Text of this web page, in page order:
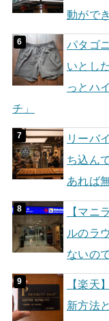
動がで
パタゴ
いとし
っとハ
チ」
リーバ
ち込ん
あれば
【マニ
ルのラ
ないの
【楽天
新方法